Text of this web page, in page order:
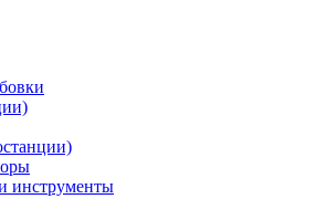
инструменты